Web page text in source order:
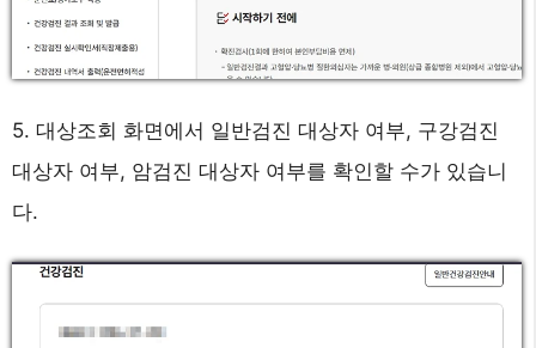
5. 대상조회 화면에서 일반검진 대상자 여부, 구강검진
대상자 여부, 암검진 대상자 여부를 확인할 수가 있습니
다.